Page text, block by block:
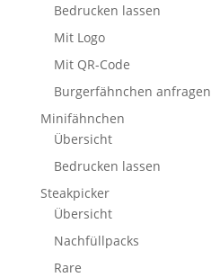
Bedrucken lassen
Mit Logo
Mit QR-Code
Burgerfähnchen anfragen
Minifähnchen
Übersicht
Bedrucken lassen
Steakpicker
Übersicht
Nachfüllpacks
Rare